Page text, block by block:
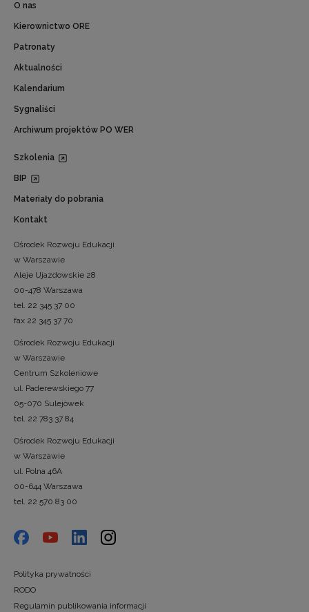
O nas
Kierownictwo ORE
Patronaty
Aktualności
Kalendarium
Sygnaliści
Archiwum projektów PO WER
Szkolenia
BIP
Materiały do pobrania
Kontakt
Ośrodek Rozwoju Edukacji
w Warszawie
Aleje Ujazdowskie 28
00-478 Warszawa
tel. 22 345 37 00
fax 22 345 37 70
Ośrodek Rozwoju Edukacji
w Warszawie
Centrum Szkoleniowe
ul. Paderewskiego 77
05-070 Sulejówek
tel. 22 783 37 84
Ośrodek Rozwoju Edukacji
w Warszawie
ul. Polna 46A
00-644 Warszawa
tel. 22 570 83 00
Polityka prywatności
RODO
Regulamin publikowania informacji